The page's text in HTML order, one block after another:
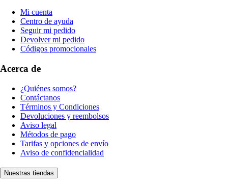
Mi cuenta
Centro de ayuda
Seguir mi pedido
Devolver mi pedido
Códigos promocionales
Acerca de
¿Quiénes somos?
Contáctanos
Términos y Condiciones
Devoluciones y reembolsos
Aviso legal
Métodos de pago
Tarifas y opciones de envío
Aviso de confidencialidad
Nuestras tiendas